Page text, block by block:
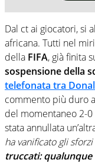
Dal ct ai giocatori, si
africana. Tutti nel
della FIFA, già finita
sospensione della
telefonata tra
commento più duro
del momentaneo 2-
stata annullata
ha vanificato gli
truccati: qualunque